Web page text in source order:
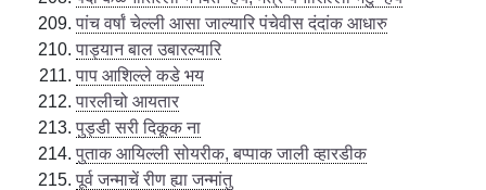
पांच वर्षां चेल्ली आसा जाल्यारि पंचेवीस दंदांक आधारु
पाड्यान बाल उबारल्यारि
पाप आशिल्ले कडे भय
पारलीचो आयतार
पुड्डी सरी दिकूक ना
पुताक आयिल्ली सोयरीक, बप्पाक जाली व्हारडीक
पूर्व जन्माचें रीण ह्या जन्मांतु